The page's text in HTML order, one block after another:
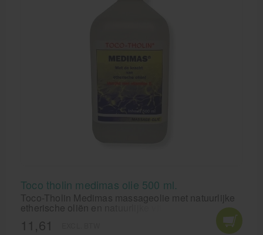
Toco tholin medimas olie 500 ml.
Toco-Tholin Medimas massageolie met natuurlijke
etherische oliën en natuurlijke vitamine E. Medimas
massageolie van Toco-Tholin voor een heerlijk
ontspannen massage met een oosters tintje.
11,61